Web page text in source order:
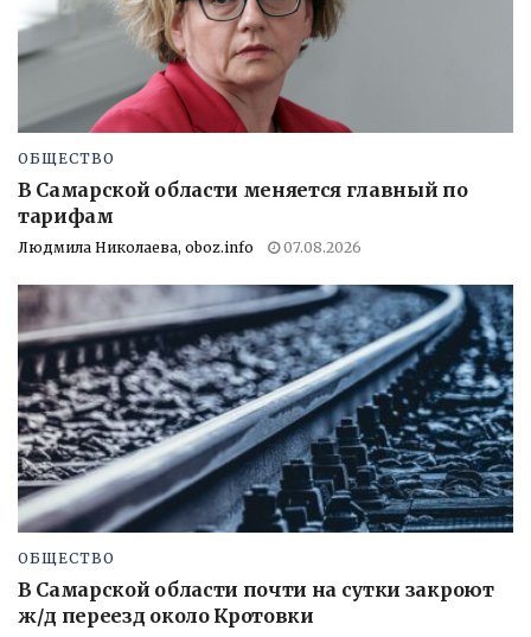
ОБЩЕСТВО
В Самарской области меняется главный по
тарифам
Людмила Николаева, oboz.info 07.08.2026
ОБЩЕСТВО
В Самарской области почти на сутки закроют
ж/д переезд около Кротовки